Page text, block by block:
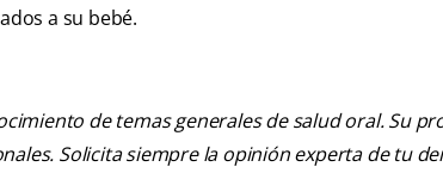
a su bebé.
de temas generales de salud oral. Su
Solicita siempre la opinión experta de tu